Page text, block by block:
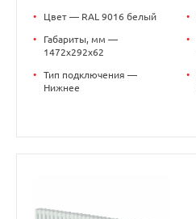
• Цвет — RAL 9016 белый
•
Габариты, мм —
1472x292x62
•
Тип подключения —
Нижнее
•
•
•